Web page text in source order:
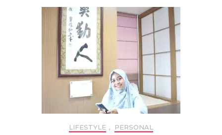
LIFESTYLE , PERSONAL